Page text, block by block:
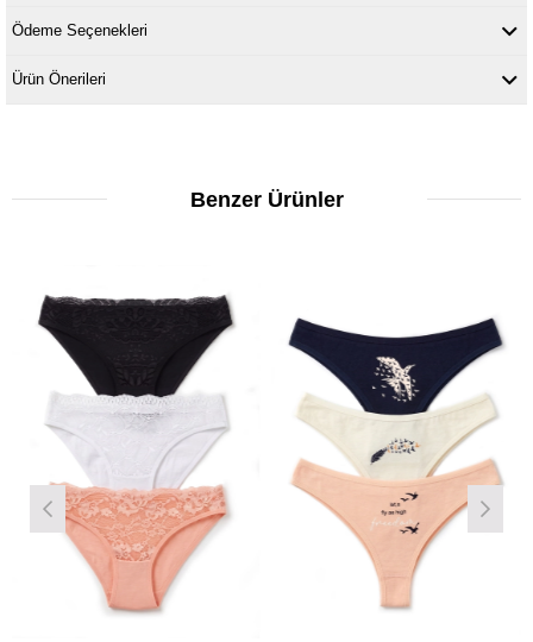
Ödeme Seçenekleri
Ürün Önerileri
Benzer Ürünler